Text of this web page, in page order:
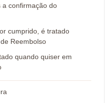
a confirmação do
cumprido, é tratado
Reembolso
quando quiser em